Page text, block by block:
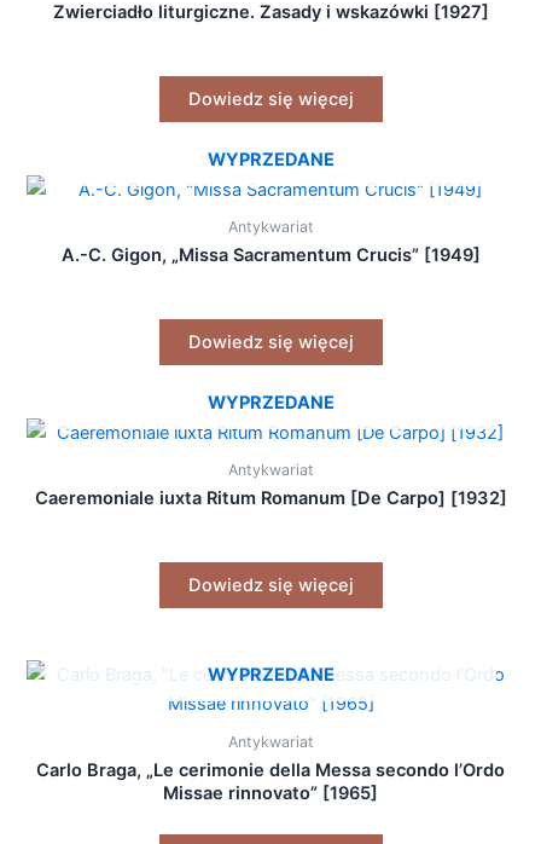
Zwierciadło liturgiczne. Zasady i wskazówki [1927]
Dowiedz się więcej
WYPRZEDANE
Antykwariat
A.-C. Gigon, „Missa Sacramentum Crucis” [1949]
Dowiedz się więcej
WYPRZEDANE
Antykwariat
Caeremoniale iuxta Ritum Romanum [De Carpo] [1932]
Dowiedz się więcej
WYPRZEDANE
Antykwariat
Carlo Braga, „Le cerimonie della Messa secondo l’Ordo
Missae rinnovato” [1965]